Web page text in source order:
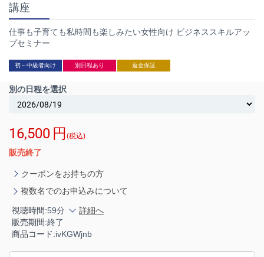
講座
仕事も子育ても私時間も楽しみたい女性向け ビジネススキルアッ
プセミナー
初～中級者向け 別日程あり 返金保証
別の日程を選択
16,500 円 (税込)
販売終了
クーポンをお持ちの方
複数名でのお申込みについて
視聴時間:59分
詳細へ
販売期間:終了
商品コード:ivKGWjnb